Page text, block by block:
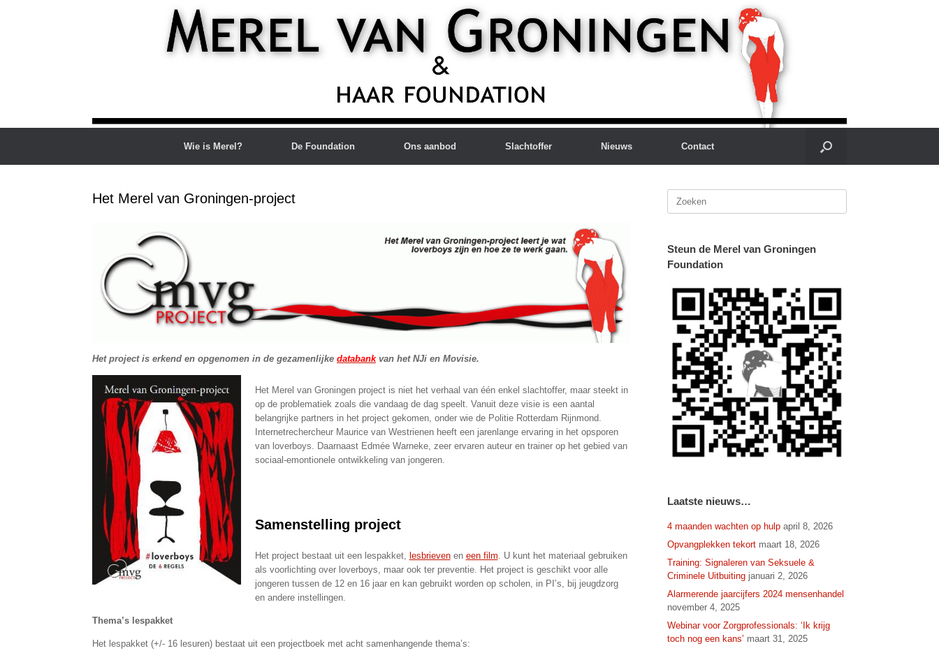
Wie is Merel? De Foundation Ons aanbod Slachtoffer Nieuws Contact
Het Merel van Groningen-project
Het project is erkend en opgenomen in de gezamenlijke databankvan het NJi en Movisie.
Het Merel van Groningen project is niet het verhaal van één enkel slachtoffer, maar steekt in
op de problematiek zoals die vandaag de dag speelt. Vanuit deze visie is een aantal
belangrijke partners in het project gekomen, onder wie de Politie Rotterdam Rijnmond.
Internetrechercheur Maurice van Westrienen heeft een jarenlange ervaring in het opsporen
van loverboys. Daarnaast Edmée Warneke, zeer ervaren auteur en trainer op het gebied van
sociaal-emontionele ontwikkeling van jongeren.
Samenstelling project
Het project bestaat uit een lespakket, lesbrievenen een film. U kunt het materiaal gebruiken
als voorlichting over loverboys, maar ook ter preventie. Het project is geschikt voor alle
jongeren tussen de 12 en 16 jaar en kan gebruikt worden op scholen, in PI’s, bij jeugdzorg
en andere instellingen.
Thema’s lespakket
Het lespakket (+/- 16 lesuren) bestaat uit een projectboek met acht samenhangende thema’s:
Zoeken
Steun de Merel van Groningen
Foundation
Laatste nieuws…
4 maanden wachten op hulp april 8, 2026
Opvangplekken tekort maart 18, 2026
Training: Signaleren van Seksuele &
Criminele Uitbuiting januari 2, 2026
Alarmerende jaarcijfers 2024 mensenhandel
november 4, 2025
Webinar voor Zorgprofessionals: ‘Ik krijg
toch nog een kans’ maart 31, 2025